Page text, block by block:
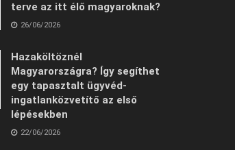
terve az itt élő magyaroknak?
26/06/2026
Hazaköltöznél
Magyarországra? Így segíthet
egy tapasztalt ügyvéd-
ingatlanközvetítő az első
lépésekben
22/06/2026